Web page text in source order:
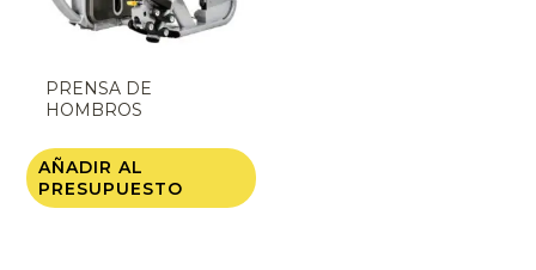
PRENSA DE
HOMBROS
8001
AÑADIR AL
PRESUPUESTO